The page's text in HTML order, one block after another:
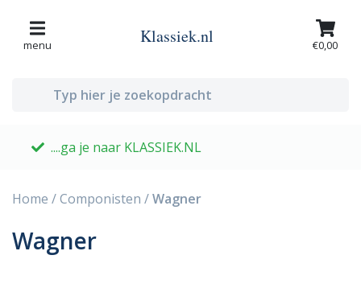
menu Klassiek.nl €0,00
....ga je naar KLASSIEK.NL
Home /Componisten /Wagner
Wagner